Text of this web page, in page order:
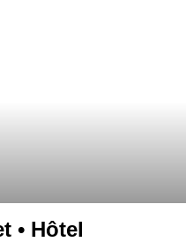
• Hôtel